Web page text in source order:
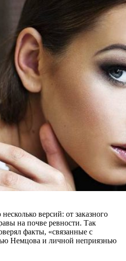
версий: от заказного
на почве ревности. Так
факты, «связанные с
Немцова и личной неприязнью